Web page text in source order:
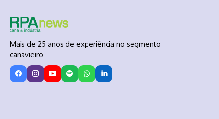
Mais de 25 anos de experiência no segmento
canavieiro